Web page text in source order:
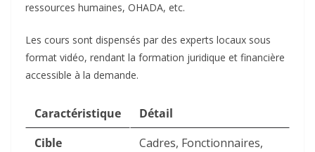
ressources humaines, OHADA, etc.
Les cours sont dispensés par des experts locaux sous
format vidéo, rendant la formation juridique et financière
accessible à la demande.
Caractéristique
Détail
Cible
Cadres, Fonctionnaires,